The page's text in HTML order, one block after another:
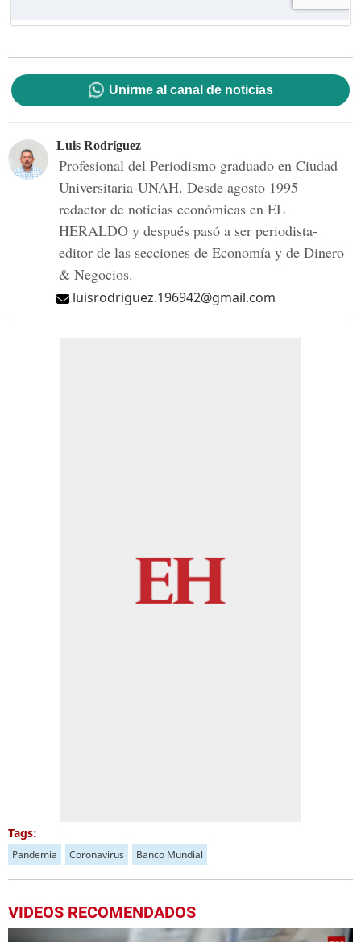
Unirme al canal de noticias
Luis Rodríguez
Profesional del Periodismo graduado en Ciudad
Universitaria-UNAH. Desde agosto 1995
redactor de noticias económicas en EL
HERALDO y después pasó a ser periodista-
editor de las secciones de Economía y de Dinero
& Negocios.
luisrodriguez.196942@gmail.com
Tags:
Pandemia Coronavirus Banco Mundial
VIDEOS RECOMENDADOS